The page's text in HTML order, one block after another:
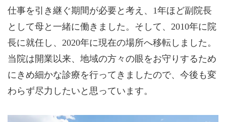
仕事を引き継ぐ期間が必要と考え、1年ほど副院長
として母と一緒に働きました。そして、2010年に院
長に就任し、2020年に現在の場所へ移転しました。
当院は開業以来、地域の方々の眼をお守りするため
にきめ細かな診療を行ってきましたので、今後も変
わらず尽力したいと思っています。